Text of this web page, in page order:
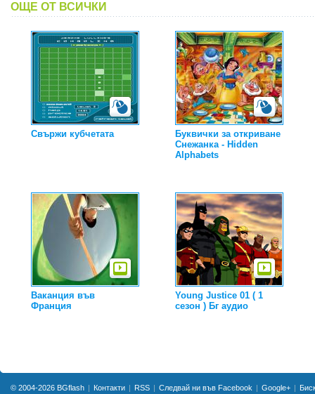
ОЩЕ ОТ ВСИЧКИ
Свържи кубчетата
Буквички за откриване
Снежанка - Hidden
Alphabets
Ваканция във
Франция
Young Justice 01 ( 1
сезон ) Бг аудио
© 2004-2026 BGflash Контакти RSS Следвай ни във Facebook Google+